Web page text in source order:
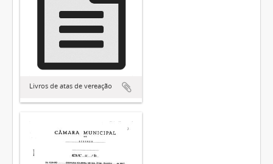
Livros de atas de vereação